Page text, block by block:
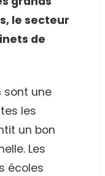
le secteur
de
sont une
les
un bon
Les
écoles